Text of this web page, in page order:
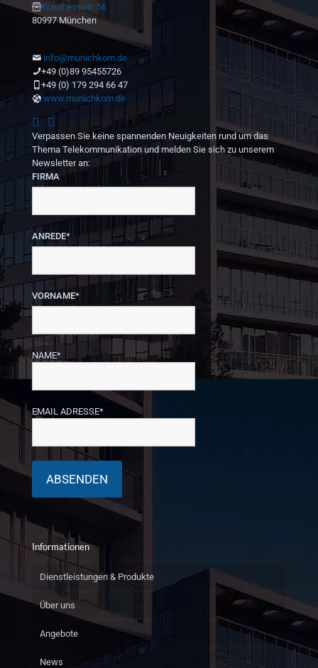
Krautheimstr. 56
80997 München
info@munichkom.de
+49 (0)89 95455726
+49 (0) 179 294 66 47
www.munichkom.de
Verpassen Sie keine spannenden Neuigkeiten rund um das
Thema Telekommunikation und melden Sie sich zu unserem
Newsletter an:
FIRMA
ANREDE*
VORNAME*
NAME*
EMAIL ADRESSE*
Informationen
Dienstleistungen & Produkte
Über uns
Angebote
News